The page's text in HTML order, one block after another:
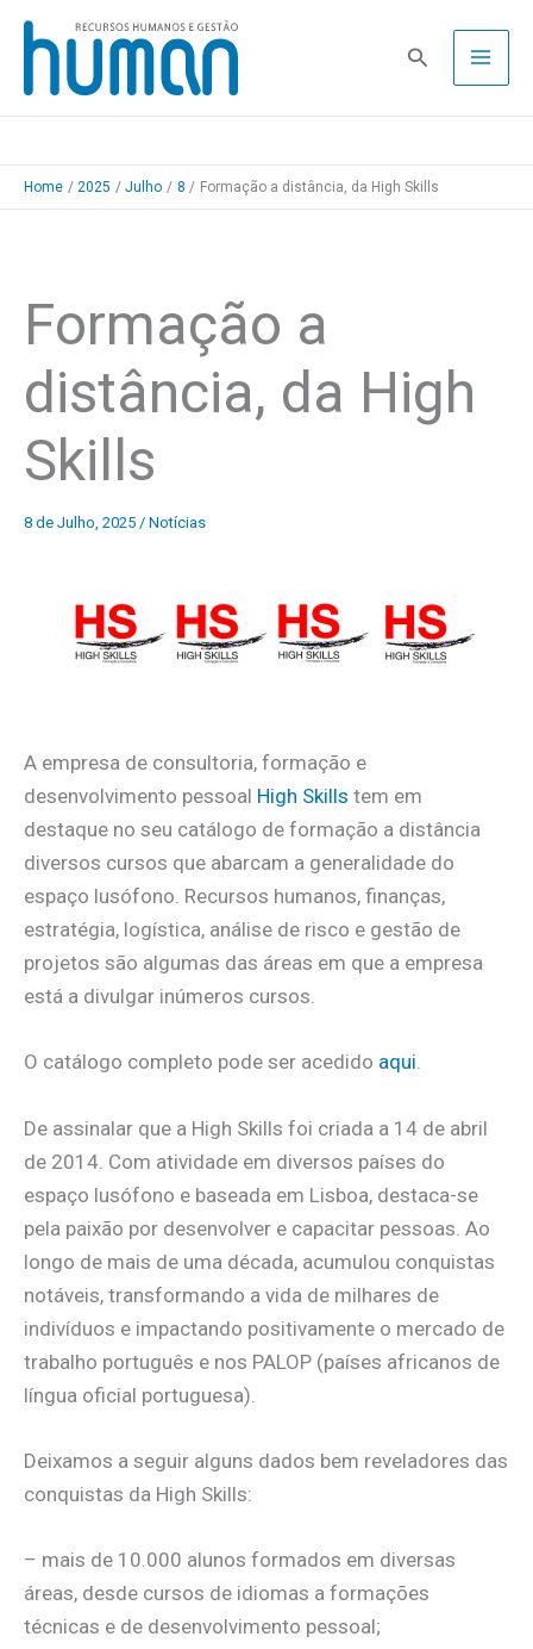
Skip
content
Pesquisa
Home 2025 Julho 8 Formação a distância, da High Skills
Formação a
distância, da High
Skills
8 de Julho, 2025 / Notícias
A empresa de consultoria, formação e
desenvolvimento pessoal High Skills tem em
destaque no seu catálogo de formação a distância
diversos cursos que abarcam a generalidade do
espaço lusófono. Recursos humanos, finanças,
estratégia, logística, análise de risco e gestão de
projetos são algumas das áreas em que a empresa
está a divulgar inúmeros cursos.
O catálogo completo pode ser acedido aqui.
De assinalar que a High Skills foi criada a 14 de abril
de 2014. Com atividade em diversos países do
espaço lusófono e baseada em Lisboa, destaca-se
pela paixão por desenvolver e capacitar pessoas. Ao
longo de mais de uma década, acumulou conquistas
notáveis, transformando a vida de milhares de
indivíduos e impactando positivamente o mercado de
trabalho português e nos PALOP (países africanos de
língua oficial portuguesa).
Deixamos a seguir alguns dados bem reveladores das
conquistas da High Skills:
– mais de 10.000 alunos formados em diversas
áreas, desde cursos de idiomas a formações
técnicas e de desenvolvimento pessoal;